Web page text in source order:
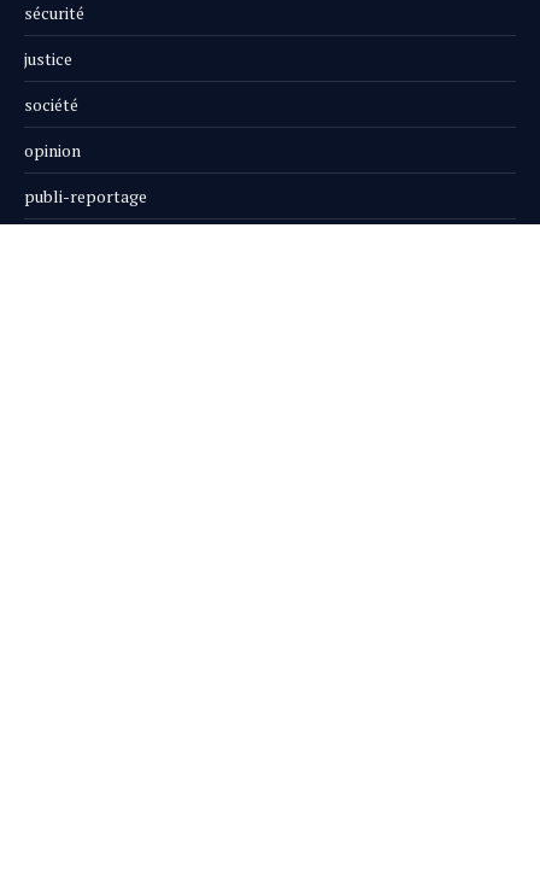
sécurité
justice
société
opinion
publi-reportage